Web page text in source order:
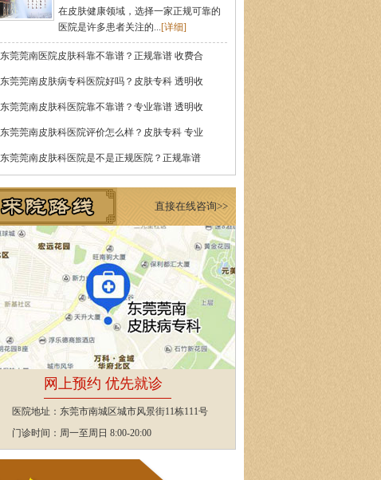
在皮肤健康领域，选择一家正规可靠的
医院是许多患者关注的...[详细]
东莞莞南医院皮肤科靠不靠谱？正规靠谱 收费合
东莞莞南皮肤病专科医院好吗？皮肤专科 透明收
东莞莞南皮肤科医院靠不靠谱？专业靠谱 透明收
东莞莞南皮肤科医院评价怎么样？皮肤专科 专业
东莞莞南皮肤科医院是不是正规医院？正规靠谱
直接在线咨询>>
网上预约 优先就诊
医院地址：东莞市南城区城市风景街11栋111号
门诊时间：周一至周日 8:00-20:00